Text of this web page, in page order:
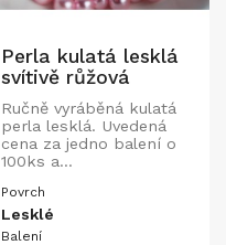
Perla kulatá lesklá
svítivě růžová
Ručně vyráběná kulatá
perla lesklá. Uvedená
cena za jedno balení o
100ks a...
Povrch
Lesklé
Balení